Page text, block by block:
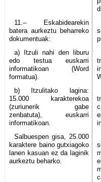
11.– Eskabidearekin
batera aurkeztu beharreko
dokumentuak:
a) Itzuli nahi den liburu
edo testua euskarri
informatikoan (Word
formatua).
b) Itzulitako lagina:
15.000 karakterekoa
(zuriunerik gabe
zenbatuta), euskarri
informatikoan.
Salbuespen gisa, 25.000
karaktere baino gutxiagoko
lanen kasuan ez da laginik
aurkeztu beharko.